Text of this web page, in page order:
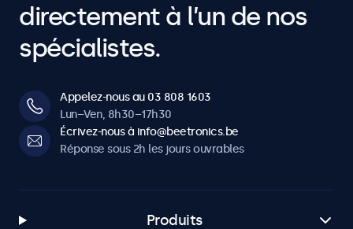
directement à l’un de nos
spécialistes.
Appelez-nous au 03 808 1603
Lun–Ven, 8h30–17h30
Écrivez-nous à info@beetronics.be
Réponse sous 2h les jours ouvrables
Produits